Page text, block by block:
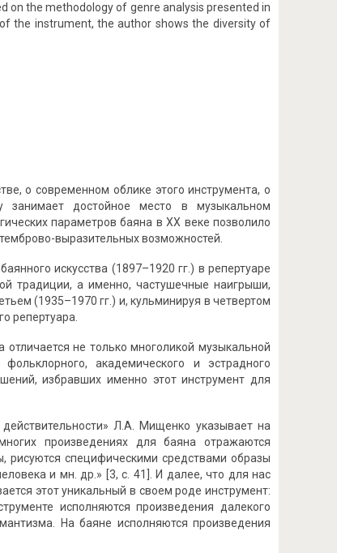
on the methodology of genre analysis presented in
the instrument, the author shows the diversity of
о современном облике этого инструмента, о
занимает достойное место в музыкальном
параметров баяна в ХХ веке позволило
выразительных возможностей.
искусства (1897–1920 гг.) в репертуаре
традиции, а именно, частушечные наигрыши,
(1935–1970 гг.) и, кульминируя в четвертом
репертуара.
не только многоликой музыкальной
академического и эстрадного
избравших именно этот инструмент для
Л.А. Мищенко указывает на
произведениях для баяна отражаются
рисуются специфическими средствами образы
и мн. др.» [3, с. 41]. И далее, что для нас
этот уникальный в своем роде инструмент:
исполняются произведения далекого
На баяне исполняются произведения